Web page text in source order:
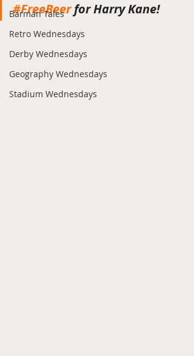
Barman Tales
Retro Wednesdays
Derby Wednesdays
Geography Wednesdays
Stadium Wednesdays
#FreeBeer for Harry Kane!